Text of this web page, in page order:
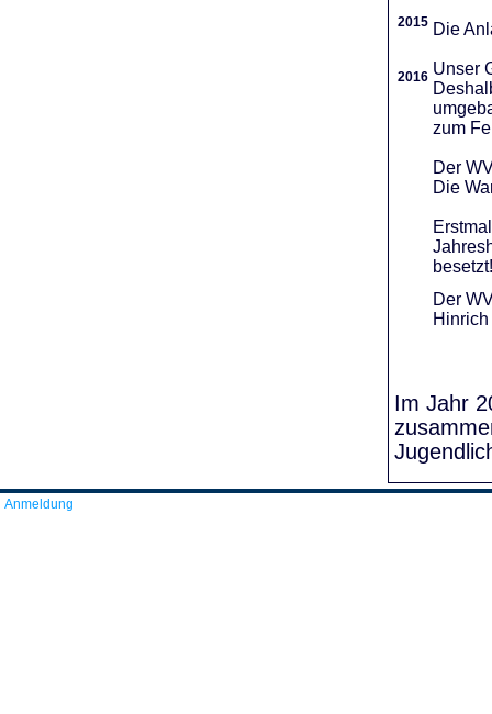
2015
2016
Die
Unser
zum
Der
Die
besetzt!
Der
Im Jahr
Anmeldung